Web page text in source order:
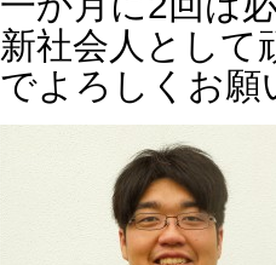
新社会人として
でよろしくお願